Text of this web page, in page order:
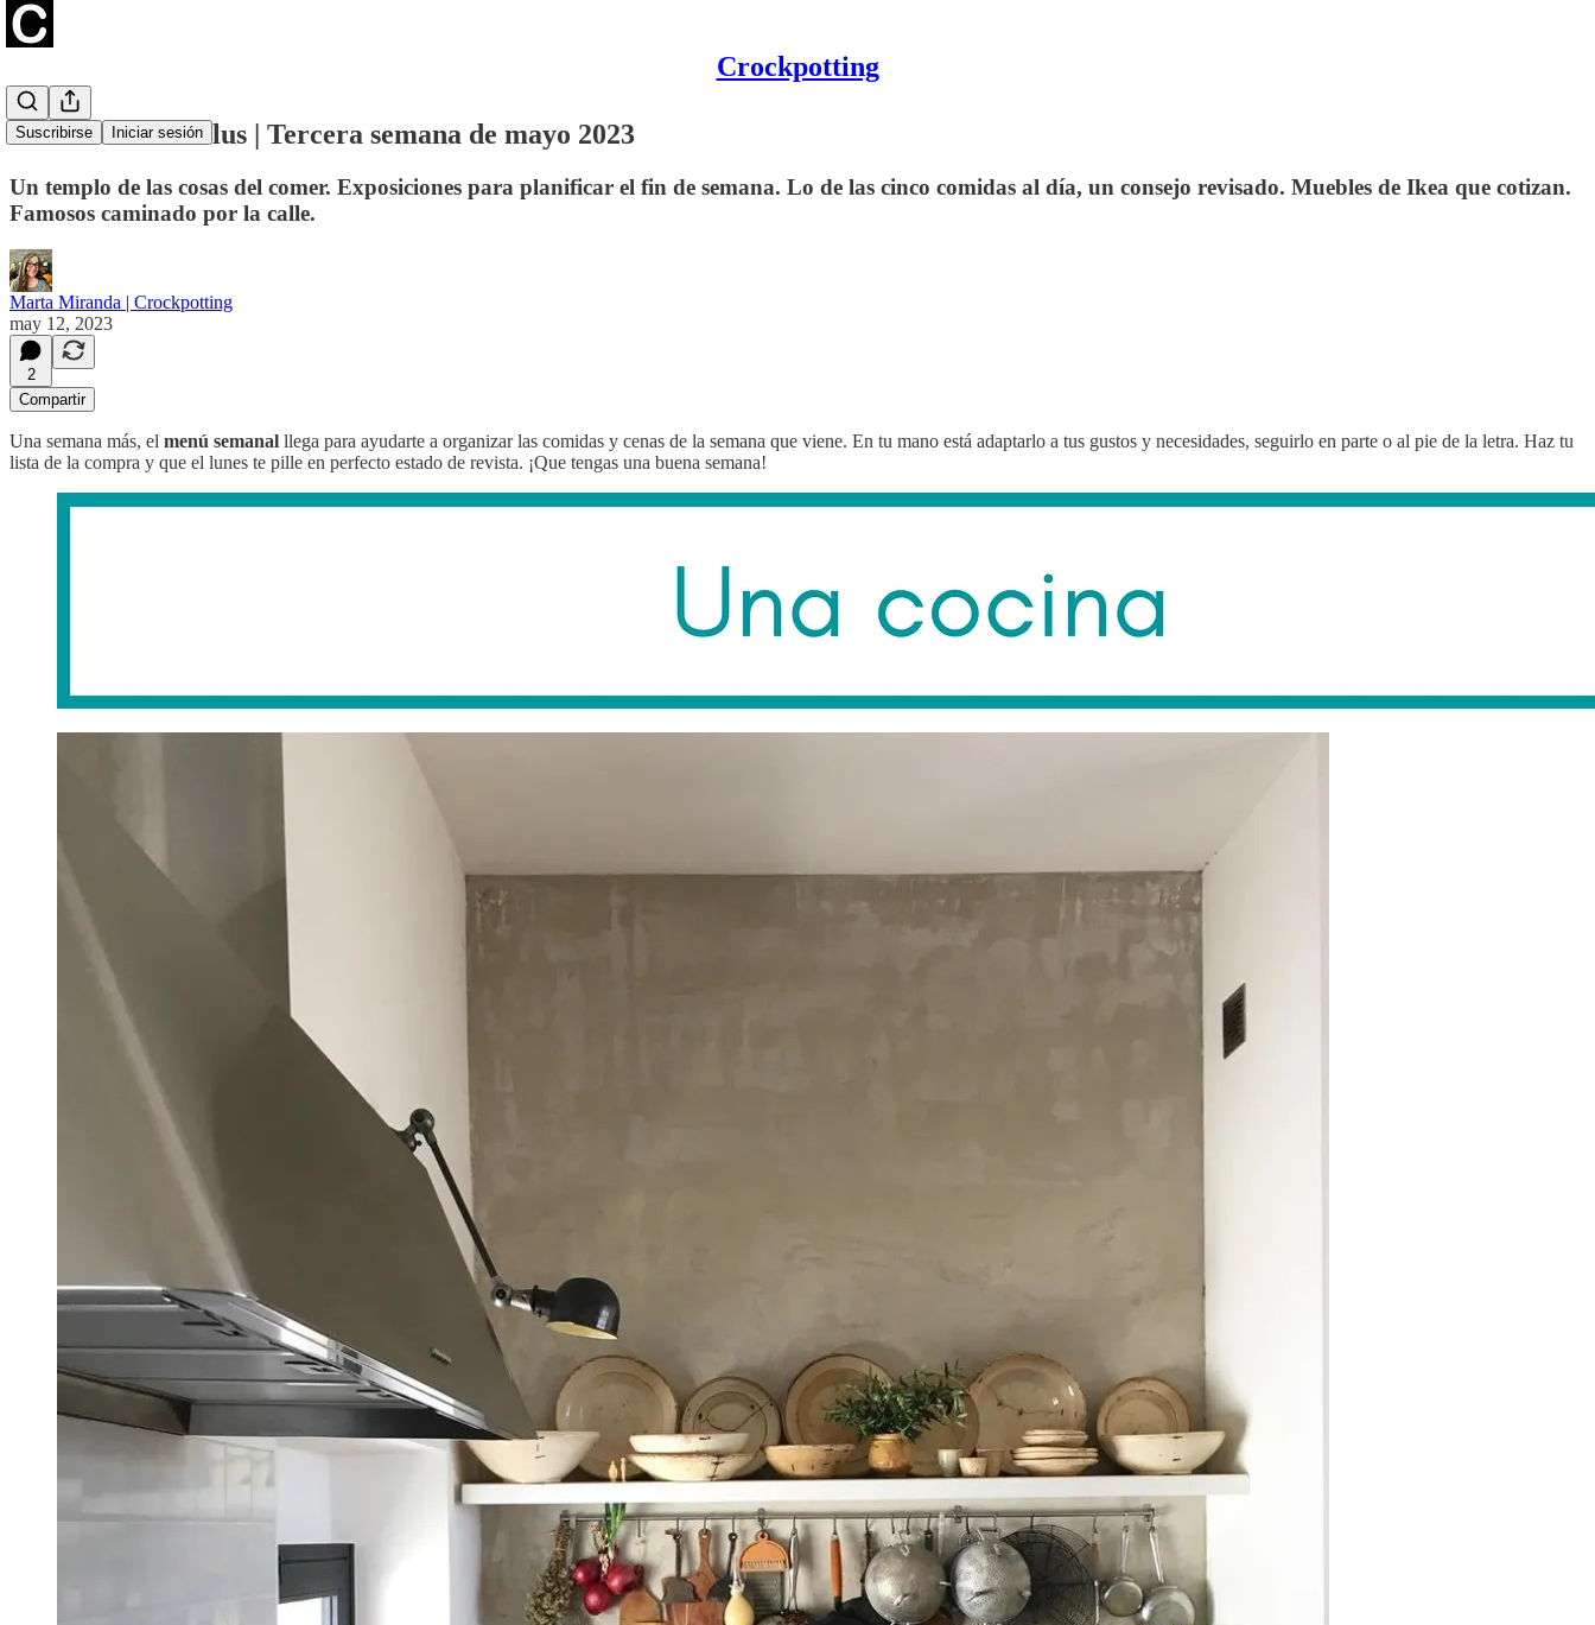
Crockpotting
Suscribirse Iniciar sesión
Menú semanal Plus | Tercera semana de mayo 2023
Un templo de las cosas del comer. Exposiciones para planificar el fin de semana. Lo de las cinco comidas al día, un consejo revisado. Muebles de Ikea que cotizan.
Famosos caminado por la calle.
Marta Miranda | Crockpotting
may 12, 2023
2
Compartir
Una semana más, el menú semanal llega para ayudarte a organizar las comidas y cenas de la semana que viene. En tu mano está adaptarlo a tus gustos y necesidades, seguirlo en parte o al pie de la letra. Haz tu
lista de la compra y que el lunes te pille en perfecto estado de revista. ¡Que tengas una buena semana!